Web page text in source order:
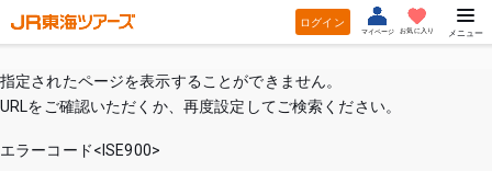
ログイン
マイページ お気に入り メニュー
指定されたページを表示することができません。
URLをご確認いただくか、再度設定してご検索ください。
エラーコード<ISE900>